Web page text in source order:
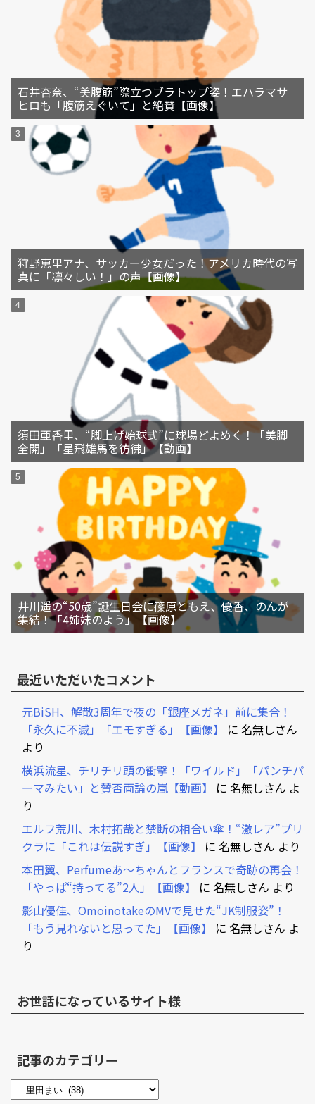
石井杏奈、“美腹筋”際立つブラトップ姿！エハラマサ
ヒロも「腹筋えぐいて」と絶賛【画像】
狩野恵里アナ、サッカー少女だった！アメリカ時代の写
真に「凛々しい！」の声【画像】
須田亜香里、“脚上げ始球式”に球場どよめく！「美脚
全開」「星飛雄馬を彷彿」【動画】
井川遥の“50歳”誕生日会に篠原ともえ、優香、のんが
集結！「4姉妹のよう」【画像】
最近いただいたコメント
元BiSH、解散3周年で夜の「銀座メガネ」前に集合！
「永久に不滅」「エモすぎる」【画像】
に 名無しさん
より
横浜流星、チリチリ頭の衝撃！「ワイルド」「パンチパ
ーマみたい」と賛否両論の嵐【動画】
に 名無しさん よ
り
エルフ荒川、木村拓哉と禁断の相合い傘！“激レア”プリ
クラに「これは伝説すぎ」【画像】
に 名無しさん より
本田翼、Perfumeあ～ちゃんとフランスで奇跡の再会！
「やっぱ“持ってる”2人」【画像】
に 名無しさん より
影山優佳、OmoinotakeのMVで見せた“JK制服姿”！
「もう見れないと思ってた」【画像】
に 名無しさん よ
り
お世話になっているサイト様
記事のカテゴリー